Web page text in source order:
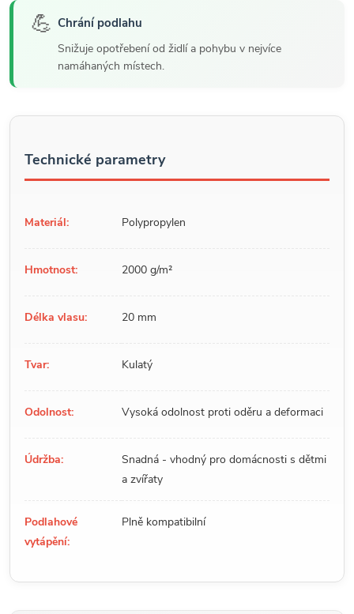
💪 Chrání podlahu
Snižuje opotřebení od židlí a pohybu v nejvíce
namáhaných místech.
Technické parametry
Materiál: Polypropylen
Hmotnost: 2000 g/m²
Délka vlasu: 20 mm
Tvar: Kulatý
Odolnost: Vysoká odolnost proti oděru a deformaci
Údržba:
Snadná - vhodný pro domácnosti s dětmi
a zvířaty
Podlahové
vytápění:
Plně kompatibilní